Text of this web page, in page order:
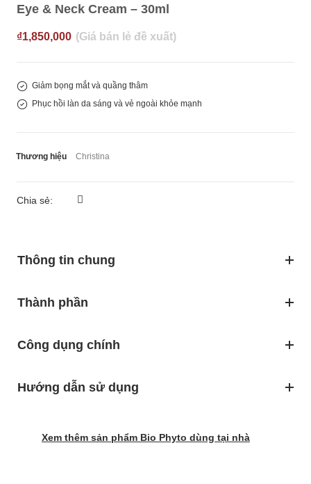
Eye & Neck Cream – 30ml
₫1,850,000
Giảm bọng mắt và quầng thâm
Phục hồi làn da sáng và vẻ ngoài khỏe mạnh
Thương hiệu Christina
Chia sẻ:
Thông tin chung
Thành phần
Công dụng chính
Hướng dẫn sử dụng
Xem thêm sản phẩm Bio Phyto dùng tại nhà